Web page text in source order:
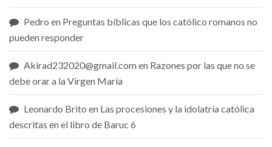
Pedro en Preguntas bíblicas que los católico romanos no
pueden responder
Akirad232020@gmail.comen Razones por las que no se
debe orar a la Virgen María
Leonardo Brito en Las procesiones y la idolatría católica
descritas en el libro de Baruc 6